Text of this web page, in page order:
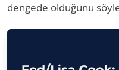
dengede olduğunu